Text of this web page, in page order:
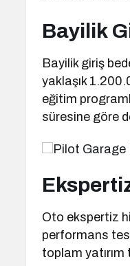
Bayilik
Bayilik giriş
yaklaşık
eğitim
süresine göre
Oto ekspertiz
performans
toplam